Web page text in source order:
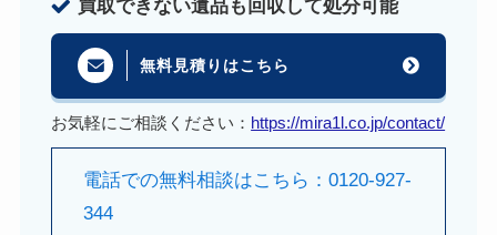
買取できない遺品も回収して処分可能
無料見積りはこちら
お気軽にご相談ください： https://mira1l.co.jp/contact/
電話での無料相談はこちら：0120-927-
344